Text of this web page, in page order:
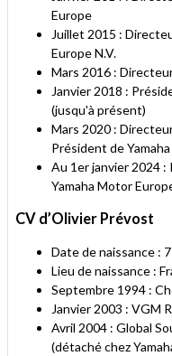
Europe
Juillet 2015 :
Europe N.V.
Mars 2016 :
Janvier 2018 :
(jusqu'à présent)
Mars 2020 :
Président de
Au 1er janvier 2024
Yamaha Motor
CV d’Olivier Prévost
Date de naissance :
Lieu de naissance :
Septembre 1994 :
Janvier 2003 : VGM
Avril 2004 : Global
(détaché chez